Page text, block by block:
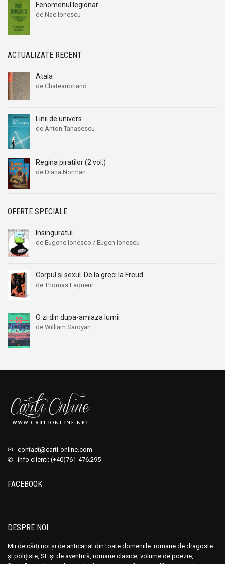
Fenomenul legionar
de Nae Ionescu
ACTUALIZATE RECENT
Atala
de Chateaubriand
Linii de univers
de Anton Tanasescu
Regina piratilor (2 vol.)
de Diana Norman
OFERTE SPECIALE
Insinguratul
de Eugene Ionesco / Eugen Ionescu
Corpul si sexul. De la greci la Freud
de Thomas Laqueur
O zi din dupa-amiaza lumii
de William Saroyan
✉ contact@carti-online.com
✆ info clienti: (+40)761-476.295
FACEBOOK
DESPRE NOI
Mii de cărți noi și de anticariat din toate domeniile: romane de dragoste
și polițiste, SF și de aventură, romane clasice, volume de poezie,